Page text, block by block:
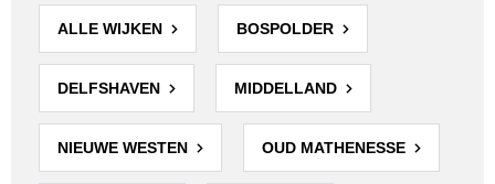
ALLE WIJKEN BOSPOLDER
DELFSHAVEN MIDDELLAND
NIEUWE WESTEN OUD MATHENESSE